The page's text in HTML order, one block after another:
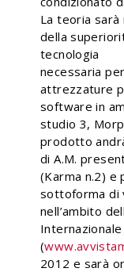
La teoria
della
tecnologia
necessaria
attrezzature
software in
studio 3,
prodotto
di A.M.
(Karma n.2)
sottoforma di
nell’ambito
(
2012 e sarà